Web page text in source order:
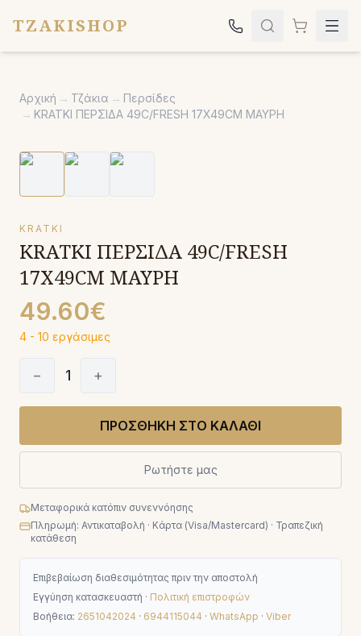
TZAKISHOP
Σόμπες
Κήπος
Εκκλησιαστικά
Σχετικά
Αρχική → Τζάκια → Περσίδες
→ KRATKI ΠΕΡΣΙΔΑ 49C/FRESH 17X49CM ΜΑΥΡΗ
KRATKI
KRATKI ΠΕΡΣΙΔΑ 49C/FRESH
17X49CM ΜΑΥΡΗ
49.60€
4 - 10 εργάσιμες
− 1 +
ΠΡΟΣΘΗΚΗ ΣΤΟ ΚΑΛΑΘΙ
Ρωτήστε μας
Μεταφορικά κατόπιν συνεννόησης
Πληρωμή: Αντικαταβολή · Κάρτα (Visa/Mastercard) · Τραπεζική
κατάθεση
Επιβεβαίωση διαθεσιμότητας πριν την αποστολή
Εγγύηση κατασκευαστή · Πολιτική επιστροφών
Βοήθεια: 2651042024 · 6944115044 · WhatsApp · Viber